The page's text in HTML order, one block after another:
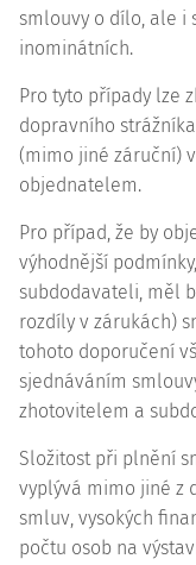
smlouvy o dílo, ale i
inominátních.
Pro tyto případy lze
dopravního
(mimo jiné záruční)
objednatelem.
Pro případ, že by
výhodnější
subdodavateli, měl
rozdíly v zárukách)
tohoto doporučení
sjednáváním
zhotovitelem a
Složitost při plnění
vyplývá mimo jiné z
smluv, vysokých
počtu osob na